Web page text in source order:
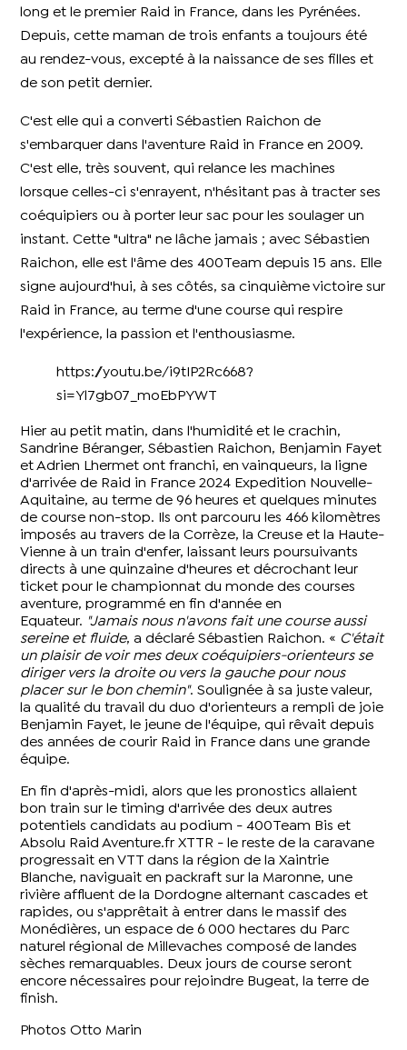
long et le premier Raid in France, dans les Pyrénées.
Depuis, cette maman de trois enfants a toujours été
au rendez-vous, excepté à la naissance de ses filles et
de son petit dernier.
C'est elle qui a converti Sébastien Raichon de
s'embarquer dans l'aventure Raid in France en 2009.
C'est elle, très souvent, qui relance les machines
lorsque celles-ci s'enrayent, n'hésitant pas à tracter ses
coéquipiers ou à porter leur sac pour les soulager un
instant. Cette "ultra" ne lâche jamais ; avec Sébastien
Raichon, elle est l'âme des 400Team depuis 15 ans. Elle
signe aujourd'hui, à ses côtés, sa cinquième victoire sur
Raid in France, au terme d'une course qui respire
l'expérience, la passion et l'enthousiasme.
https://youtu.be/i9tIP2Rc668?
si=Yl7gb07_moEbPYWT
Hier au petit matin, dans l'humidité et le crachin,
Sandrine Béranger, Sébastien Raichon, Benjamin Fayet
et Adrien Lhermet ont franchi, en vainqueurs, la ligne
d'arrivée de Raid in France 2024 Expedition Nouvelle-
Aquitaine, au terme de 96 heures et quelques minutes
de course non-stop. Ils ont parcouru les 466 kilomètres
imposés au travers de la Corrèze, la Creuse et la Haute-
Vienne à un train d'enfer, laissant leurs poursuivants
directs à une quinzaine d'heures et décrochant leur
ticket pour le championnat du monde des courses
aventure, programmé en fin d'année en
Equateur.
"Jamais nous n'avons fait une course aussi
sereine et fluide, a déclaré Sébastien Raichon. « C'était
un plaisir de voir mes deux coéquipiers-orienteurs se
diriger vers la droite ou vers la gauche pour nous
placer sur le bon chemin". Soulignée à sa juste valeur,
la qualité du travail du duo d'orienteurs a rempli de joie
Benjamin Fayet, le jeune de l'équipe, qui rêvait depuis
des années de courir Raid in France dans une grande
équipe.
En fin d'après-midi, alors que les pronostics allaient
bon train sur le timing d'arrivée des deux autres
potentiels candidats au podium - 400Team Bis et
Absolu RaidAventure.fr XTTR - le reste de la caravane
progressait en VTT dans la région de la Xaintrie
Blanche, naviguait en packraft sur la Maronne, une
rivière affluent de la Dordogne alternant cascades et
rapides, ou s'apprêtait à entrer dans le massif des
Monédières, un espace de 6 000 hectares du Parc
naturel régional de Millevaches composé de landes
sèches remarquables. Deux jours de course seront
encore nécessaires pour rejoindre Bugeat, la terre de
finish.
Photos Otto Marin